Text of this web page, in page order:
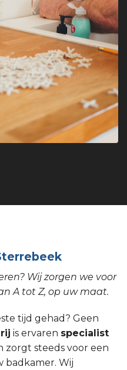
Wij zorgen we voor
A tot Z, op uw maat.
tijd gehad? Geen
is ervaren specialist
zorgt steeds voor een
badkamer. Wij